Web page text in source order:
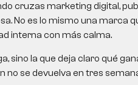
cruzas marketing digital,
No es lo mismo una marca
interna con más calma.
sino la que deja claro qué
no se devuelva en tres